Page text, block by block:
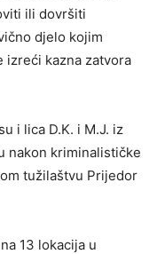
ili dovršiti
djelo kojim
izreći kazna zatvora
i lica D.K. i M.J. iz
nakon kriminalističke
tužilaštvu Prijedor
13 lokacija u